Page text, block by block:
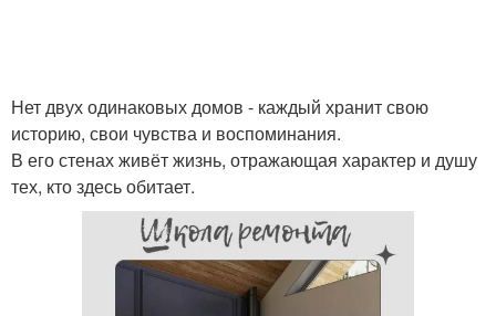
Нет двух одинаковых домов - каждый хранит свою
историю, свои чувства и воспоминания.
В его стенах живёт жизнь, отражающая характер и душу
тех, кто здесь обитает.